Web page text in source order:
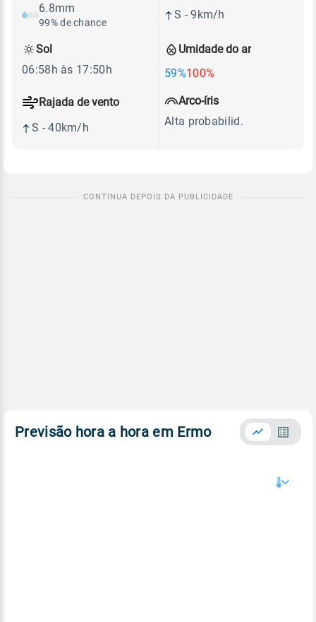
6.8mm
99% de chance
Umidade do ar
59%100%
S - 9km/h
Rajada de vento
S - 40km/h
Sol
06:58h às 17:50h
Arco-íris
Alta probabilid.
Previsão hora a hora em Ermo